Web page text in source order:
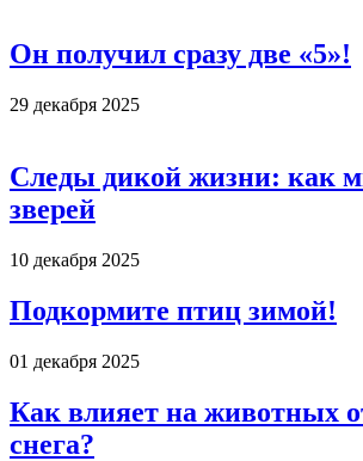
Он получил сразу две «5»!
29 декабря 2025
Следы дикой жизни: как
зверей
10 декабря 2025
Подкормите птиц зимой!
01 декабря 2025
Как влияет на животных
снега?